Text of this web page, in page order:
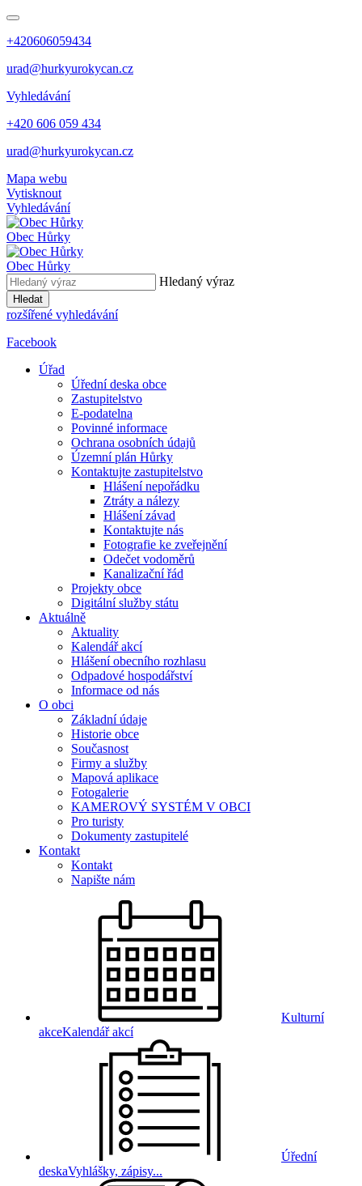
+420606059434
urad@hurkyurokycan.cz
Vyhledávání
+420 606 059 434
urad@hurkyurokycan.cz
Mapa webu
Vytisknout
Vyhledávání
Obec Hůrky
Obec Hůrky
Hledaný výraz
Hledat
rozšířené vyhledávání
Facebook
Úřad
Úřední deska obce
Zastupitelstvo
E-podatelna
Povinné informace
Ochrana osobních údajů
Územní plán Hůrky
Kontaktujte zastupitelstvo
Hlášení nepořádku
Ztráty a nálezy
Hlášení závad
Kontaktujte nás
Fotografie ke zveřejnění
Odečet vodoměrů
Kanalizační řád
Projekty obce
Digitální služby státu
Aktuálně
Aktuality
Kalendář akcí
Hlášení obecního rozhlasu
Odpadové hospodářství
Informace od nás
O obci
Základní údaje
Historie obce
Současnost
Firmy a služby
Mapová aplikace
Fotogalerie
KAMEROVÝ SYSTÉM V OBCI
Pro turisty
Dokumenty zastupitelé
Kontakt
Kontakt
Napište nám
Kulturní
akceKalendář akcí
Úřední
deskaVyhlášky, zápisy...